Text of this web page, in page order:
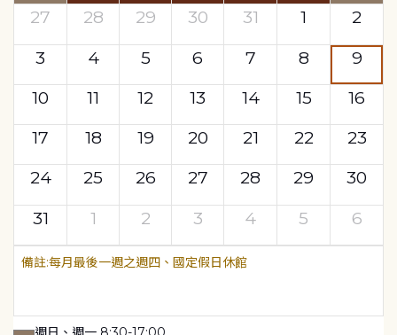
27 28 29 30 31 1
2
3
4 5 6 7 8
9
10
11 12 13 14 15
16
17
18 19 20 21 22
23
24
25 26 27 28 29
30
31
1 2 3 4 5 6
每月最後一週之週四、國定假日休館